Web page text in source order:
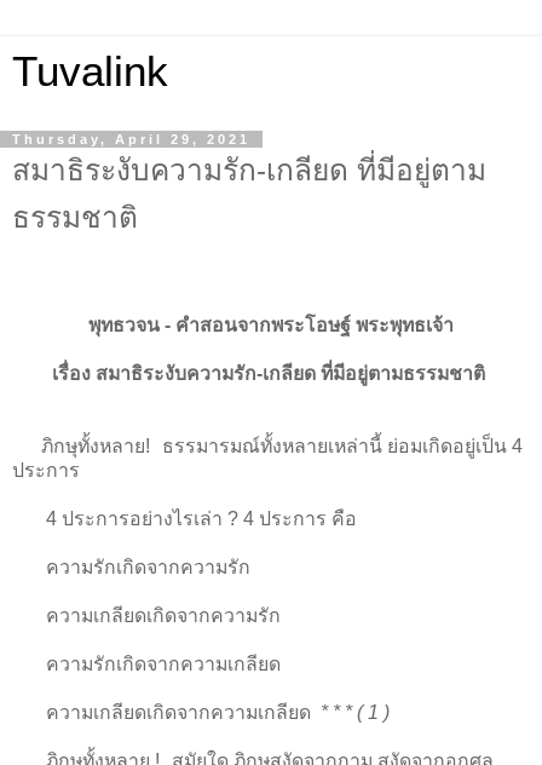
Tuvalink
Thursday, April 29, 2021
สมาธิระงับความรัก-เกลียด ที่มีอยู่ตาม
ธรรมชาติ
พุทธวจน - คําสอนจากพระโอษฐ์ พระพุทธเจ้า
เรื่อง สมาธิระงับความรัก-เกลียด ที่มีอยู่ตามธรรมชาติ
ภิกษุทั้งหลาย! ธรรมารมณ์ทั้งหลายเหล่านี้ ย่อมเกิดอยู่เป็น 4
ประการ
4 ประการอย่างไรเล่า ? 4 ประการ คือ
ความรักเกิดจากความรัก
ความเกลียดเกิดจากความรัก
ความรักเกิดจากความเกลียด
ความเกลียดเกิดจากความเกลียด * * * ( 1 )
ภิกษุทั้งหลาย ! สมัยใด ภิกษุสงัดจากกาม สงัดจากอกุศล